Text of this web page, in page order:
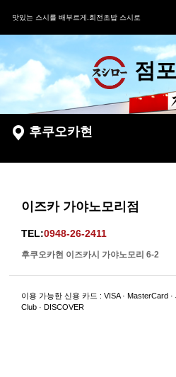
맛있는 스시를 배부르게.회전초밥 스시로
점
후쿠오카현
이즈카 가야노모리점
TEL:0948-26-2411
후쿠오카현 이즈카시 가야노모리 6-2
이용 가능한 신용 카드 : VISA · MasterCard
Club · DISCOVER